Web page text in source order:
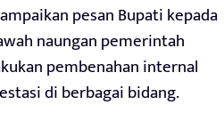
pesan Bupati kepada
naungan pemerintah
pembenahan internal
di berbagai bidang.